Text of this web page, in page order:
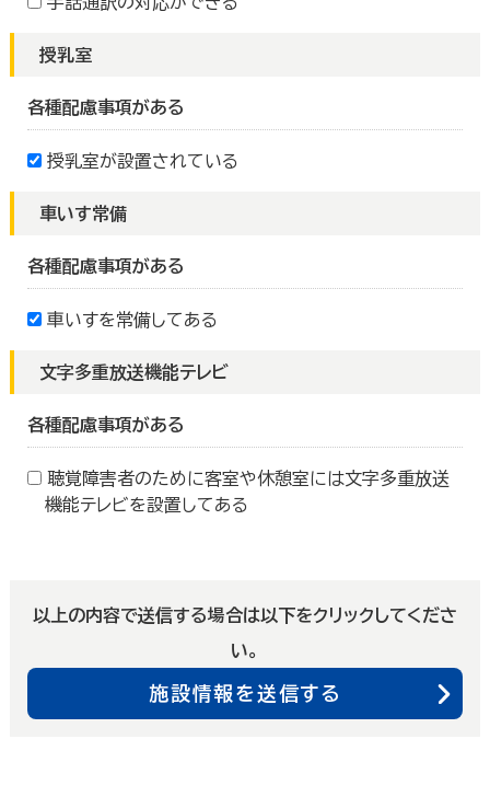
授乳室
各種配慮事項がある
授乳室が設置されている
車いす常備
各種配慮事項がある
車いすを常備してある
文字多重放送機能テレビ
各種配慮事項がある
聴覚障害者のために客室や休憩室には文字多重放送
機能テレビを設置してある
以上の内容で送信する場合は以下をクリックしてくださ
い。
施設情報を送信する